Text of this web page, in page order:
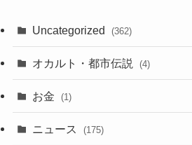
Uncategorized (362)
オカルト・都市伝説 (4)
お金 (1)
ニュース (175)